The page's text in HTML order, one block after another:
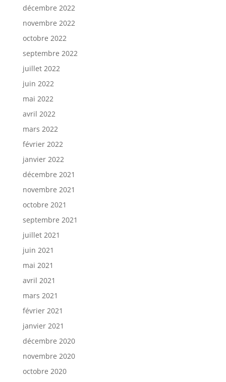
décembre 2022
novembre 2022
octobre 2022
septembre 2022
juillet 2022
juin 2022
mai 2022
avril 2022
mars 2022
février 2022
janvier 2022
décembre 2021
novembre 2021
octobre 2021
septembre 2021
juillet 2021
juin 2021
mai 2021
avril 2021
mars 2021
février 2021
janvier 2021
décembre 2020
novembre 2020
octobre 2020